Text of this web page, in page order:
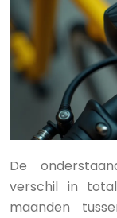
De
verschil in
maanden